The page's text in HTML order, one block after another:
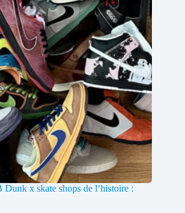
x skate shops de l’histoire :